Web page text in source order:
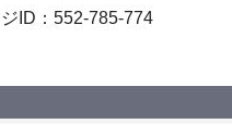
ID：552-785-774